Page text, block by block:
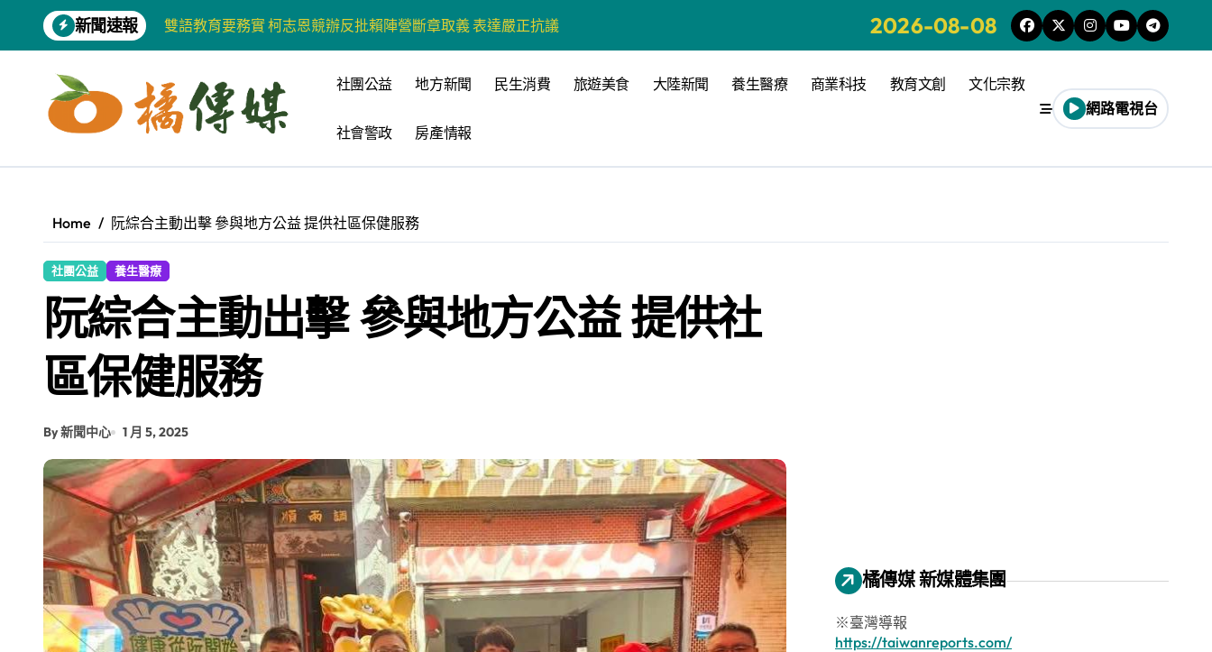
content
新聞速報
增殖放流超65萬尾魚苗 兩岸學生共營環保生態環境
柯志恩競選網站正式上線 打造數位選戰新平台 公開五大亮點
兩岸青年齊聚福州共話農文旅融合發展
爭取原住民選票 柯志恩提原民5大政策 打造城鄉共好高雄
港都文藝學會首辦蓮池潭文學營 支持高雄文學再出發
高科大機電系與日本愛媛大學跨校合作 並感謝世豐螺絲捐助獎學金
《讀者》8月號新聞焦點 【錦瑟】
【第十四屆海峽青年薈】青春交流聚同心 攜手融合共奮進
2026-08-08
社團公益 地方新聞 民生消費 旅遊美食 大陸新聞 養生醫療 商業科技 教育文創 文化宗教
社會警政 房產情報
網路電視台
Home 阮綜合主動出擊 參與地方公益 提供社區保健服務
社團公益 養生醫療
阮綜合主動出擊 參與地方公益 提供社
區保健服務
By 新聞中心 1 月 5, 2025
橘傳媒 新媒體集團
※臺灣導報
https://taiwanreports.com/